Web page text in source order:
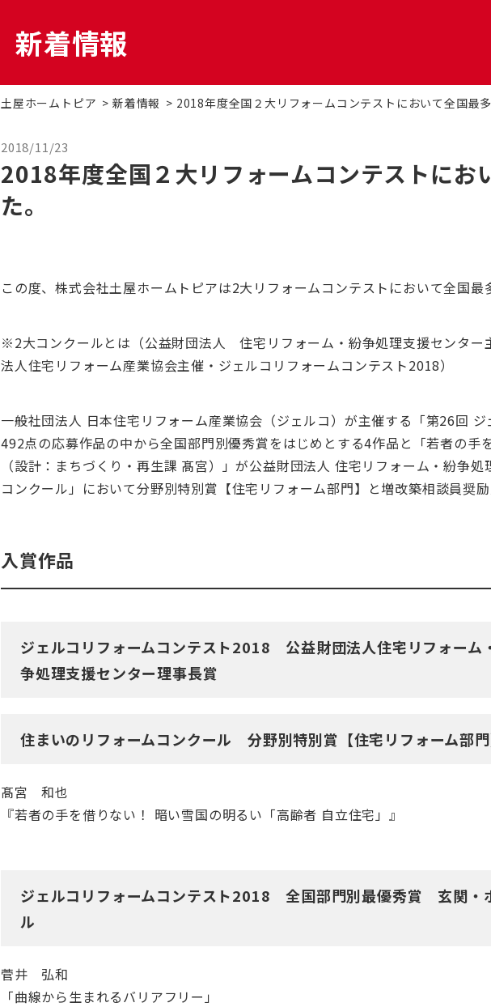
リフォームの流れ
戸建てリフォーム マンションリフォーム 札
中古リノベーション
首都圏
北海道
東北
中部
新着情報
土屋ホームトピア 新着情報 2018年度全国２大リフォームコンテストにおいて全国最
2018/11/23
2018年度全国２大リフォームコンテストにお
た。
この度、株式会社土屋ホームトピアは2大リフォームコンテストにおいて全国
※2大コンクールとは（公益財団法人 住宅リフォーム・紛争処理支援センタ
法人住宅リフォーム産業協会主催・ジェルコリフォームコンテスト2018）
一般社団法人 日本住宅リフォーム産業協会（ジェルコ）が主催する「第26回
492点の応募作品の中から全国部門別優秀賞をはじめとする4作品と「若者の
（設計：まちづくり・再生課 髙宮）」が公益財団法人 住宅リフォーム・紛争
コンクール」において分野別特別賞【住宅リフォーム部門】と増改築相談員奨
入賞作品
ジェルコリフォームコンテスト2018 公益財団法人住宅リフォーム
争処理支援センター理事長賞
住まいのリフォームコンクール 分野別特別賞【住宅リフォーム部
髙宮 和也
『若者の手を借りない！ 暗い雪国の明るい「高齢者 自立住宅」』
ジェルコリフォームコンテスト2018 全国部門別最優秀賞 玄関・
ル
菅井 弘和
「曲線から生まれるバリアフリー」